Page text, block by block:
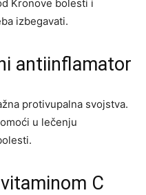
Kronove bolesti i
izbegavati.
antiinflamator
protivupalna svojstva.
u lečenju
C